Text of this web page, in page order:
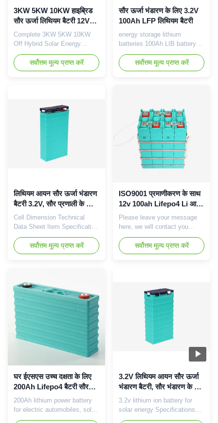
3KW 5KW 10KW हाइब्रिड
सौर ऊर्जा लिथियम बैटरी 12V
100Ah
Complete 3KW 5KW 10KW
Off Hybrid Solar Energy
System Price Lithium Battery
System Please leave your
message here, we will contact
Nominal voltage 12V Standard
charge rate 0.25C Fast charge
rate 1.0C End of charge
voltage 14.6V ...
सर्वोत्तम मूल्य प्राप्त करें
सौर ऊर्जा भंडारण के लिए 3.2V
100Ah LFP लिथियम बैटरी
energy storage lithium
batteries 100Ah LIB battery
3.2V LFP cell GBS-
LFP100Ah-A Item
Specification Model GBS-
Internal impedance ≤0.4mΩ
Standard charge current 25A
Fast charge current 100A End
of charge voltage 3.55V ...
सर्वोत्तम मूल्य प्राप्त करें
लिथियम आयन सौर ऊर्जा भंडारण
बैटरी 3.2V, सौर प्रणाली के लिए
लिथियम बैटरी
Cell Dimension Technical
Data Sheet Item Specification
Model GBS-LFP100Ah-C Pole
screw hole 4 holes Rated
capacity 100Ah Nominal
charge rate 0.25C Fast charge
rate 1.0C End of charge
voltage 3.65V Standard
discharge rate 0.5C Max
discharge rate 1.0C ...
सर्वोत्तम मूल्य प्राप्त करें
ISO9001 प्रमाणीकरण के साथ
12v 100ah Lifepo4 Li आयन
बैटरी
Please leave your message
here, we will contact you
soon. Item Specification
Model GBS-12V100Ah-E
Rated capacity 100Ah
voltage 14.2V Standard
discharge rate 0.5C Max
discharge rate 1.0C
Instantaneous discharge rate
सर्वोत्तम मूल्य प्राप्त करें
घर ईएसएस उच्च दक्षता के लिए
200Ah Lifepo4 बैटरी सौर
ऊर्जा भंडारण
200Ah lithium power battery
for electric automobiles, solar
energy GBS-LFP200Ah-B
3.2V लिथियम आयन सौर ऊर्जा
भंडारण बैटरी, सौर भंडारण के लिए
लाइफपो 4 बैटरी
3.2v lithium ion battery for
solar energy Specifications
Good performance under high